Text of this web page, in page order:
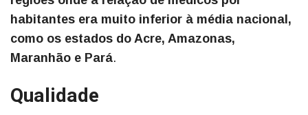
habitantes era muito inferior à média nacional,
como os estados do Acre, Amazonas,
Maranhão e Pará.
Qualidade